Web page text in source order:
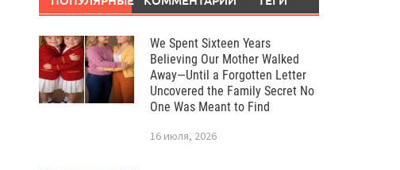
We Spent Sixteen Years
Believing Our Mother Walked
Away—Until a Forgotten Letter
Uncovered the Family Secret No
One Was Meant to Find
16 июля, 2026